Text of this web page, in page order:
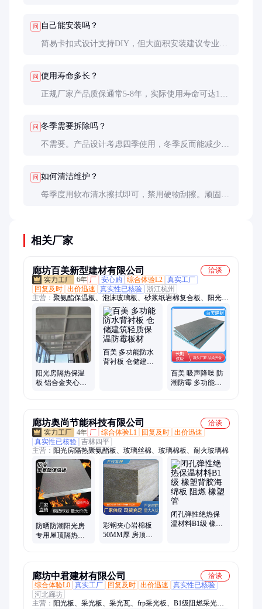
问 自己能安装吗？
简易卡扣式设计支持DIY，但大面积安装建议专业施
问 使用寿命多长？
正规厂家产品质保通常5-8年，实际使用寿命可达10
问 冬季需要拆除吗？
不需要。产品设计考虑四季使用，冬季反而能减少室
问 如何清洁维护？
每季度用软布清水擦拭即可，禁用硬物刮擦。顽固污
相关厂家
廊坊百美新型建材有限公司
洽谈
6年 厂 安心购 综合体验L2 真实工厂
回复及时 出价迅速 真实性已核验 浙江杭州
主营： 聚氨酯保温板、泡沫玻璃板、砂浆纸岩棉复合板、阳光房
隔热板、聚合聚苯板、复合硅酸盐板、水泥发泡板、挤塑板、聚
苯板、酚醛板、保温装饰一体板
阳光房隔热保温
板 铝合金夹心聚
百美 多功能防水
背衬板 仓储建筑
百美 吸声降噪 防
潮防霉 多功能防
廊坊奥尚节能科技有限公司
洽谈
4年 厂 综合体验L1 回复及时 出价迅速
真实性已核验 吉林四平
主营： 阳光房隔热聚氨酯板、玻璃丝棉、玻璃棉板、耐火玻璃棉
防晒防潮阳光房
专用屋顶隔热板
彩钢夹心岩棉板
50MM厚 房顶防
闭孔弹性绝热保
温材料B1级 橡塑
廊坊中君建材有限公司
洽谈
综合体验L0 真实工厂 回复及时 出价迅速
真实性已核验
河北廊坊
主营： 阳光板、采光板、采光瓦、frp采光板、B1级阻燃采光